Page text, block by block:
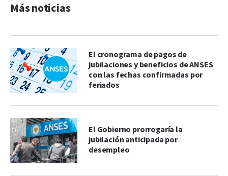
Más noticias
El cronograma de pagos de
jubilaciones y beneficios de ANSES
con las fechas confirmadas por
feriados
El Gobierno prorrogaría la
jubilación anticipada por
desempleo